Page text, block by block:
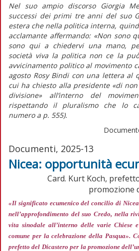
Nel suo ampio discorso Giorgia
successi dei primi tre anni del suo
estera che nella politica interna,
acclamante affermando:«Non sono
sono qui a chiedervi una mano,
società viva la politica non ce la
avvicinamento politico al movimento
agosto Rosy Bindi con una lettera al
cui ha chiesto alla presidente«di non
divisione» all’interno del
rispettando il pluralismo che lo
numero a p. 555).
Documenti, 2025-13
Nicea: opportunità
Card. Kurt Koch,
promozione
«Il significato ecumenico del concilio di
nell’approfondimento del suo Credo, nella
vita sinodale all’interno delle varie Chiese
comune per la celebrazione della Pasqua».
prefetto del Dicastero per la promozione